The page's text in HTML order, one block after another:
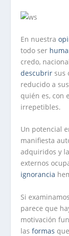
En nuestra
todo ser
credo,
descubrir sus
reducido a sus
quién es, con
irrepetibles.
Un potencial
manifiesta
adquiridos y
externos
ignorancia
Si
parece que
motivación
lasformas